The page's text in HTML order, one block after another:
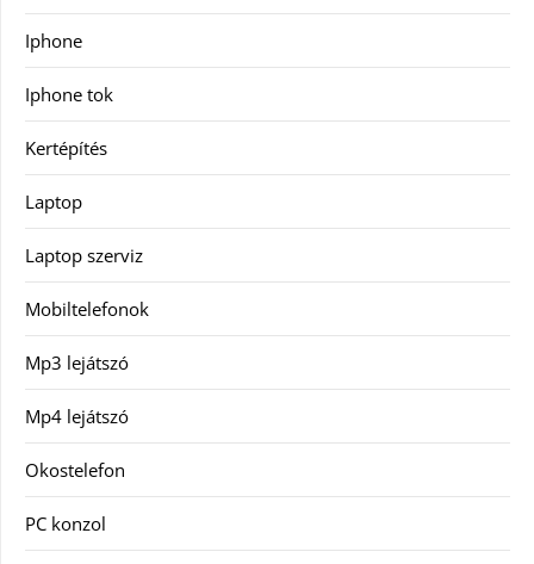
Iphone
Iphone tok
Kertépítés
Laptop
Laptop szerviz
Mobiltelefonok
Mp3 lejátszó
Mp4 lejátszó
Okostelefon
PC konzol